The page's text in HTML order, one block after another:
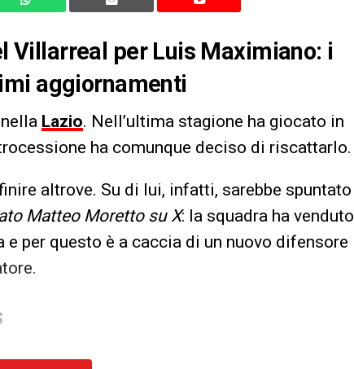
Villarreal per Luis Maximiano: i
aggiornamenti
Lazio. Nell’ultima stagione ha giocato in
ha comunque deciso di riscattarlo.
altrove. Su di lui, infatti, sarebbe spuntato
Matteo Moretto su X: la squadra ha venduto
per questo è a caccia di un nuovo difensore